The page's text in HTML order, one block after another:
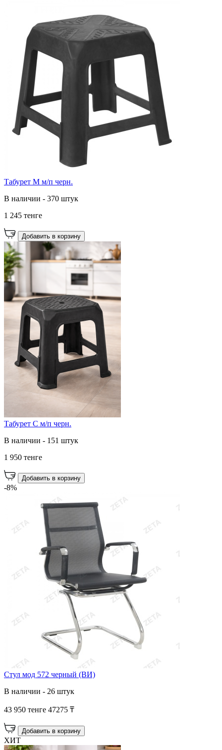
Табурет М м/п черн.
В наличии - 370 штук
1 245 тенге
Добавить в корзину
Табурет С м/п черн.
В наличии - 151 штук
1 950 тенге
Добавить в корзину
-8%
Стул мод 572 черный (ВИ)
В наличии - 26 штук
43 950 тенге 47275 ₸
Добавить в корзину
ХИТ